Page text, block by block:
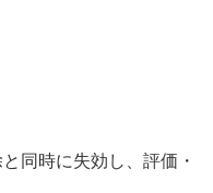
同時に失効し、評価・